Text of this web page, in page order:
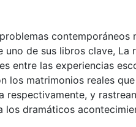
contemporáneos
de sus libros clave, La
entre las experiencias
los matrimonios reales
respectivamente, y
los dramáticos